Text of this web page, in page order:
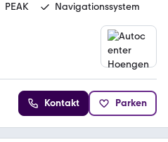
PEAK Navigationssystem
Kontakt Parken